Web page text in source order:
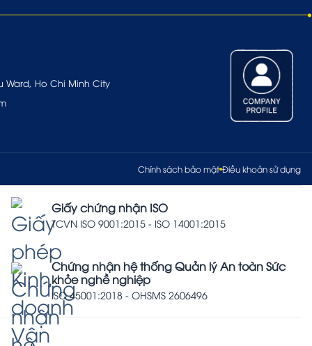
Ward, Ho Chi Minh City
Chính sách bảo mật Điều khoản sử dụng
Giấy chứng nhận ISO
TCVN ISO 9001:2015 - ISO 14001:2015
Chứng nhận hệ thống Quản lý An toàn Sức
khỏe nghề nghiệp
ISO 45001:2018 - OHSMS 2606496